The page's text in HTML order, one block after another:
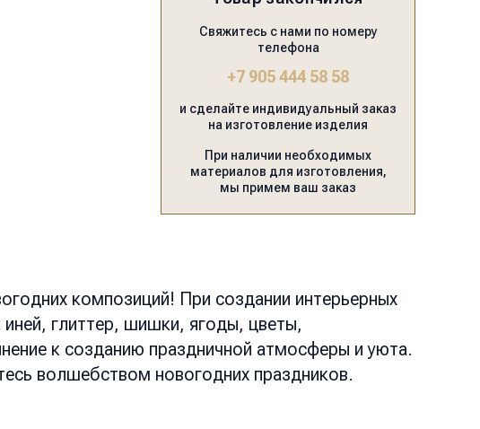
Свяжитесь с нами по номеру
телефона
+7 905 444 58 58
и сделайте индивидуальный заказ
на изготовление изделия
При наличии необходимых
материалов для изготовления,
мы примем ваш заказ
композиций! При создании интерьерных
глиттер, шишки, ягоды, цветы,
к созданию праздничной атмосферы и уюта.
волшебством новогодних праздников.